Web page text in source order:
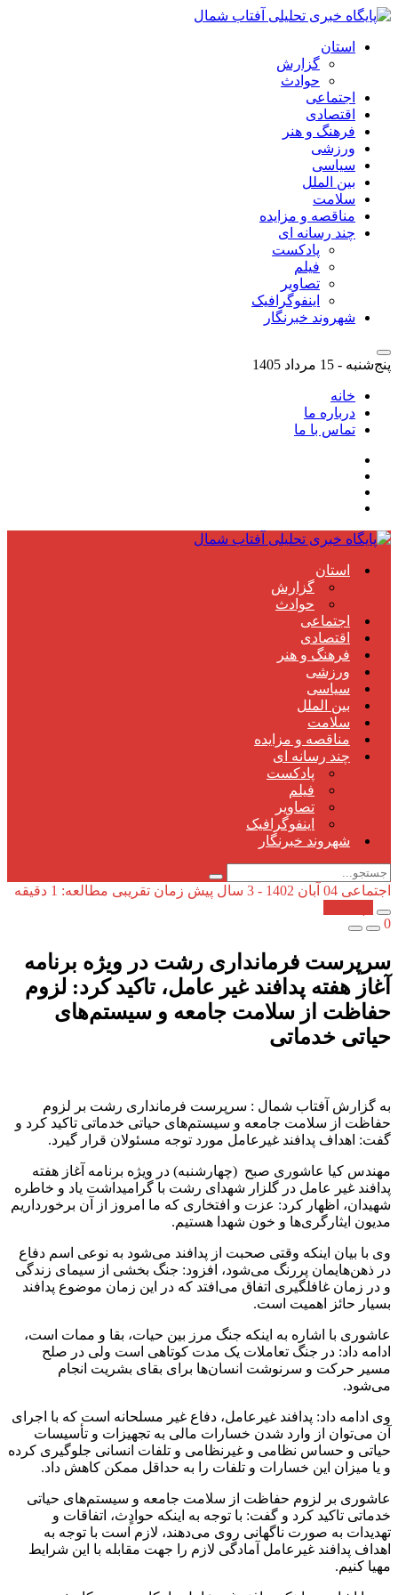
استان
گزارش
حوادث
اجتماعی
اقتصادی
فرهنگ و هنر
ورزشی
سیاسی
بین الملل
سلامت
مناقصه و مزایده
چند رسانه ای
پادکست
فیلم
تصاویر
اینفوگرافیک
شهروند خبرنگار
پنج‌شنبه - 15 مرداد 1405
خانه
درباره ما
تماس با ما
استان
گزارش
حوادث
اجتماعی
اقتصادی
فرهنگ و هنر
ورزشی
سیاسی
بین الملل
سلامت
مناقصه و مزایده
چند رسانه ای
پادکست
فیلم
تصاویر
اینفوگرافیک
شهروند خبرنگار
اجتماعی 04 آبان 1402 - 3 سال پیش
زمان تقریبی مطالعه: 1 دقیقه
0
سرپرست فرمانداری رشت در ویژه برنامه
آغاز هفته پدافند غیر عامل، تاکید کرد: لزوم
حفاظت از سلامت جامعه و سیستم‌های
حیاتی خدماتی
به گزارش آفتاب شمال : سرپرست فرمانداری رشت بر لزوم
حفاظت از سلامت جامعه و سیستم‌های حیاتی خدماتی تاکید کرد و
گفت: اهداف پدافند غیرعامل مورد توجه مسئولان قرار گیرد.
مهندس کیا عاشوری صبح (چهارشنبه) در ویژه برنامه آغاز هفته
پدافند غیر عامل در گلزار شهدای رشت با گرامیداشت یاد و خاطره
شهیدان، اظهار کرد: عزت و افتخاری که ما امروز از آن برخورداریم
مدیون ایثارگری‌ها و خون شهدا هستیم.
وی با بیان اینکه وقتی صحبت از پدافند می‌شود به نوعی اسم دفاع
در ذهن‌هایمان پررنگ می‌شود، افزود: جنگ بخشی از سیمای زندگی
و در زمان غافلگیری اتفاق می‌افتد که در این زمان موضوع پدافند
بسیار حائز اهمیت است.
عاشوری با اشاره به اینکه جنگ مرز بین حیات، بقا و ممات است،
ادامه داد: در جنگ تعاملات یک مدت کوتاهی است ولی در صلح
مسیر حرکت و سرنوشت انسان‌ها برای بقای بشریت انجام
می‌شود.
وی ادامه داد: پدافند غیرعامل، دفاع غیر مسلحانه است که با اجرای
آن می‌توان از وارد شدن خسارات مالی به تجهیزات و تأسیسات
حیاتی و حساس نظامی و غیرنظامی و تلفات انسانی جلوگیری کرده
و یا میزان این خسارات و تلفات را به حداقل ممکن کاهش داد.
عاشوری بر لزوم حفاظت از سلامت جامعه و سیستم‌های حیاتی
خدماتی تاکید کرد و گفت: با توجه به اینکه حوادٍث، اتفاقات و
تهدیدات به صورت ناگهانی روی می‌دهند، لازم است با توجه به
اهداف پدافند غیرعامل آمادگی لازم را جهت مقابله با این شرایط
مهیا کنیم.